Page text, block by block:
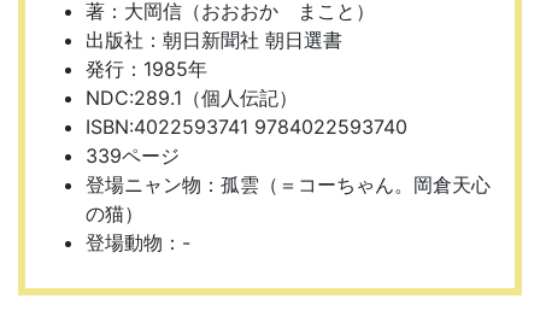
著：大岡信（おおおか まこと）
出版社：朝日新聞社 朝日選書
発行：1985年
NDC:289.1（個人伝記）
ISBN:4022593741 9784022593740
339ページ
登場ニャン物：孤雲（＝コーちゃん。岡倉天心
の猫）
登場動物：-